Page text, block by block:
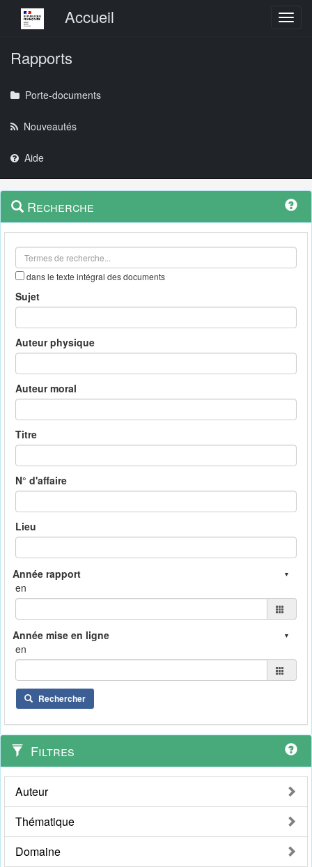
Menu principalAccueil
Rapports
Porte-documents
Nouveautés
Aide
Navigation
outils
Menu
contextuel
Recherche
dans le texte intégral des documents
Sujet
Auteur physique
Auteur moral
Titre
N° d'affaire
Lieu
en
en
Rechercher
Filtres
Auteur
Thématique
Domaine